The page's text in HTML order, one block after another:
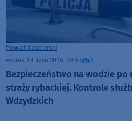
Powiat Kościerski
wtorek, 14 lipca 2026, 09:53 5
Bezpieczeństwo na wodzie po
straży rybackiej. Kontrole
Wdzydzkich